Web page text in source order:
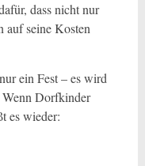
dass nicht nur
auf seine Kosten
ein Fest – es wird
Dorfkinder
es wieder: